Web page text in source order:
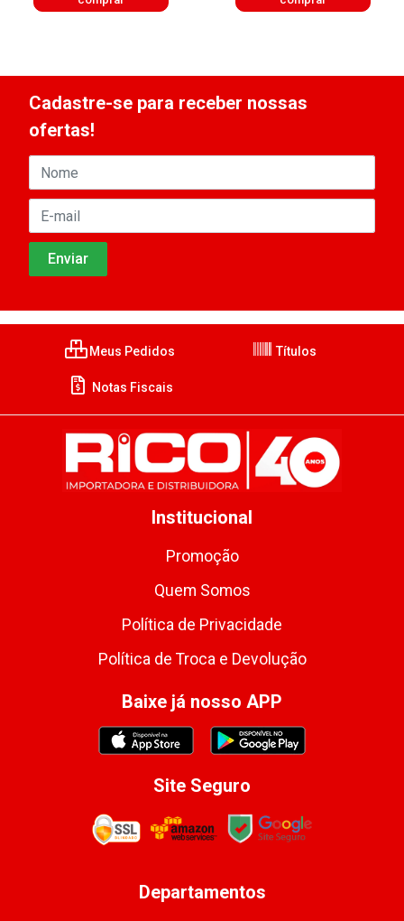
Cadastre-se para receber nossas
ofertas!
Meus Pedidos Títulos
Notas Fiscais
Institucional
Promoção
Quem Somos
Política de Privacidade
Política de Troca e Devolução
Baixe já nosso APP
Site Seguro
Departamentos